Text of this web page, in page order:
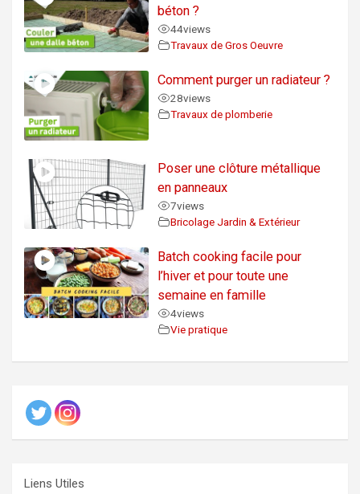
béton ?
44views
Travaux de Gros Oeuvre
Comment purger un radiateur ?
28views
Travaux de plomberie
Poser une clôture métallique
en panneaux
7views
Bricolage Jardin & Extérieur
Batch cooking facile pour
l’hiver et pour toute une
semaine en famille
4views
Vie pratique
Liens Utiles